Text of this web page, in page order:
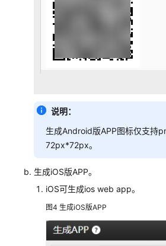
入
门
网
基
设
置
说明：
生成Android版APP图标仅支持
72px*72px。
生成iOS版APP。
iOS可生成ios web app。
图4 生成iOS版APP